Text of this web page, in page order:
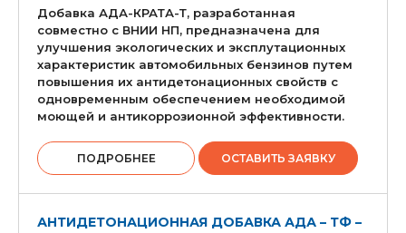
Добавка АДА-КРАТА-Т, разработанная
совместно с ВНИИ НП, предназначена для
улучшения экологических и эксплутационных
характеристик автомобильных бензинов путем
повышения их антидетонационных свойств с
одновременным обеспечением необходимой
моющей и антикоррозионной эффективности.
ПОДРОБНЕЕ ОСТАВИТЬ ЗАЯВКУ
АНТИДЕТОНАЦИОННАЯ ДОБАВКА АДА – ТФ –